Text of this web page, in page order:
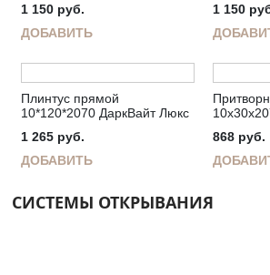
1 150 руб.
ДОБАВИТЬ
1 150
Плинтус прямой
10*120*2070 ДаркВайт Люкс
1 265 руб.
ДОБАВИТЬ
868 руб.
СИСТЕМЫ ОТКРЫВАНИЯ